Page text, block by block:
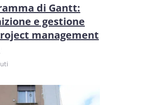
di Gantt:
e gestione
management